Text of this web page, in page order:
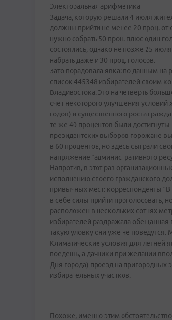
Электоральная арифметика
Задача, которую решали 4 июля
должны прийти не менее 20 проц. от
нужно собрать 50 проц. плюс один
состоялись, однако не позже 25
набрать даже и 30 проц. голосов.
Зато порадовала явка: по данным на
список 445348 избирателей своим
Владивостока. Это на четверть
счет некоторого улучшения
годов) и существенного роста
те же 40 процентов были достигнуты
президентских выборов горожане
в 60 процентов, но здесь сыграли
напряжение “административного
Напротив, в этот раз
исполнению своего гражданского
привычных мест: корреспонденты
в себе силы прийти проголосовать,
расположен в нескольких сотнях
избирателей раздражала обещанная
такую уловку они уже не
Климатические условия для летней
поедешь, а дачники при желании
Дня города) проезд на пригородных
избирательных участков.
Похоже, именно этим